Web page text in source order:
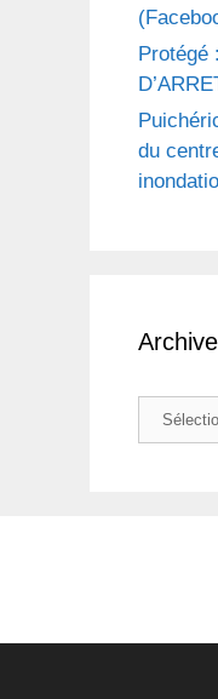
Protégé
du
Archives